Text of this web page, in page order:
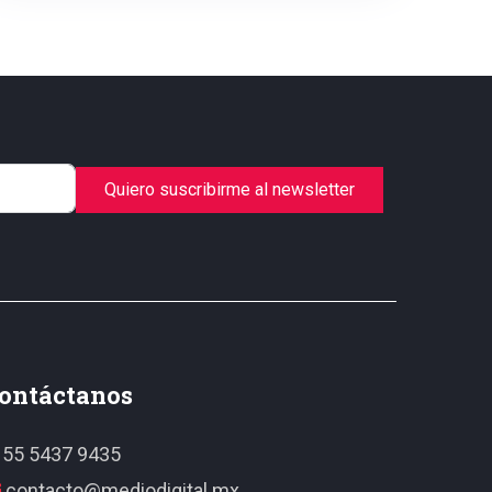
Quiero suscribirme al newsletter
5437 9435